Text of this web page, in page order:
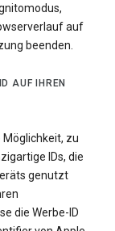
auf
beenden.
AUF IHREN
zu
IDs, die
genutzt
die Werbe-ID